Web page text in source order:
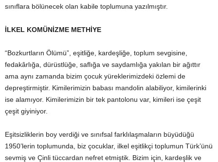
sınıflara bölünecek olan kabile toplumuna yazılmıştır.
İLKEL KOMÜNİZME METHİYE
“Bozkurtların Ölümü”, eşitliğe, kardeşliğe, toplum sevgisine,
fedakârlığa, dürüstlüğe, saflığa ve saydamlığa yakılan bir ağıttır
ama aynı zamanda bizim çocuk yüreklerimizdeki özlemi de
depreştirmiştir. Kimilerimizin babası mandolin alabiliyor, kimilerinki
ise alamıyor. Kimilerimizin bir tek pantolonu var, kimileri ise çeşit
çeşit giyiniyor.
Eşitsizliklerin boy verdiği ve sınıfsal farklılaşmaların büyüdüğü
1950’lerin toplumunda, biz çocuklar, ilkel eşitlikçi toplumun Türk’ünü
sevmiş ve Çinli tüccardan nefret etmiştik. Bizim için, kardeşlik ve